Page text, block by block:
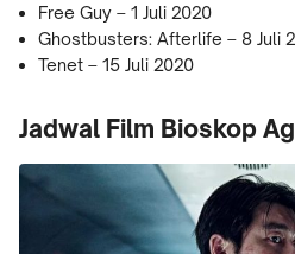
Free Guy – 1 Juli 2020
Ghostbusters: Afterlife – 8 Juli
Tenet – 15 Juli 2020
Jadwal Film Bioskop